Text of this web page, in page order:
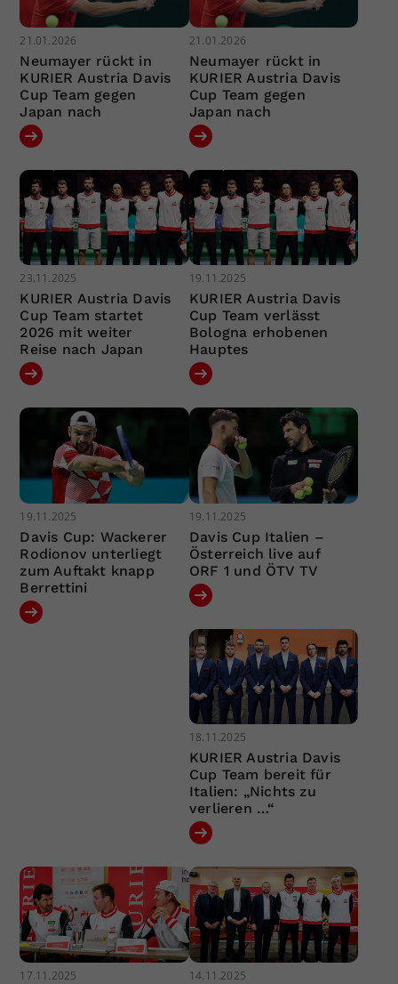
21.01.2026
Neumayer rückt in
KURIER Austria Davis
Cup Team gegen
Japan nach
21.01.2026
Neumayer rückt in
KURIER Austria Davis
Cup Team gegen
Japan nach
23.11.2025
KURIER Austria Davis
Cup Team startet
2026 mit weiter
Reise nach Japan
19.11.2025
KURIER Austria Davis
Cup Team verlässt
Bologna erhobenen
Hauptes
19.11.2025
Davis Cup: Wackerer
Rodionov unterliegt
zum Auftakt knapp
Berrettini
19.11.2025
Davis Cup Italien –
Österreich live auf
ORF 1 und ÖTV TV
18.11.2025
KURIER Austria Davis
Cup Team bereit für
Italien: „Nichts zu
verlieren …“
17.11.2025 14.11.2025